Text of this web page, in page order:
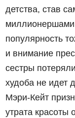
детства, став
популярность
и внимание
сестры
худоба не идет
Мэри-Кейт
утрата красоты